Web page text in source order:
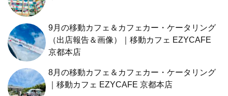
9月の移動カフェ＆カフェカー・ケータリング
（出店報告＆画像）｜移動カフェ EZYCAFE
京都本店
8月の移動カフェ＆カフェカー・ケータリング
｜移動カフェ EZYCAFE 京都本店